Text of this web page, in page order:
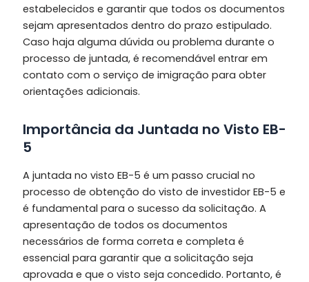
estabelecidos e garantir que todos os documentos
sejam apresentados dentro do prazo estipulado.
Caso haja alguma dúvida ou problema durante o
processo de juntada, é recomendável entrar em
contato com o serviço de imigração para obter
orientações adicionais.
Importância da Juntada no Visto EB-
5
A juntada no visto EB-5 é um passo crucial no
processo de obtenção do visto de investidor EB-5 e
é fundamental para o sucesso da solicitação. A
apresentação de todos os documentos
necessários de forma correta e completa é
essencial para garantir que a solicitação seja
aprovada e que o visto seja concedido. Portanto, é